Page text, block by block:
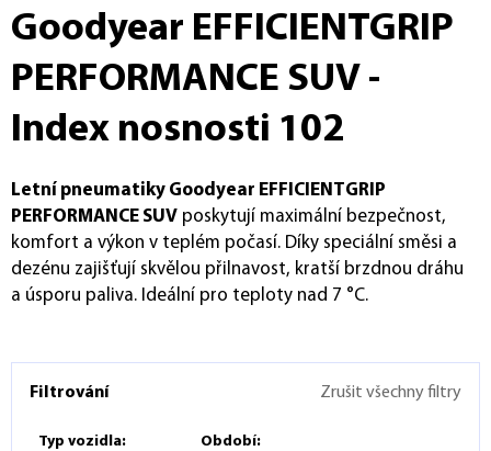
Goodyear EFFICIENTGRIP
PERFORMANCE SUV -
Index nosnosti 102
Letní pneumatiky Goodyear EFFICIENTGRIP
PERFORMANCE SUV poskytují maximální bezpečnost,
komfort a výkon v teplém počasí. Díky speciální směsi a
dezénu zajišťují skvělou přilnavost, kratší brzdnou dráhu
a úsporu paliva. Ideální pro teploty nad 7 °C.
Filtrování Zrušit všechny filtry
Typ vozidla: Období: